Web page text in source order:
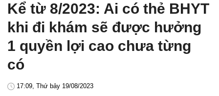
Kể từ 8/2023: Ai có thẻ BHYT
khi đi khám sẽ được hưởng
1 quyền lợi cao chưa từng
có
17:09, Thứ bảy 19/08/2023